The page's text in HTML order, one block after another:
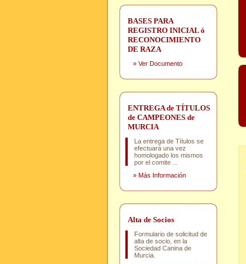
BASES PARA
REGISTRO INICIAL ó
RECONOCIMIENTO
DE RAZA
» Ver Documento
ENTREGA de TÍTULOS
de CAMPEONES de
MURCIA
La entrega de Títulos se
efectuará una vez
homologado los mismos
por el comite ...
» Más Información
Alta de Socios
Formulario de solicitud de
alta de socio, en la
Sociedad Canina de
Murcia.